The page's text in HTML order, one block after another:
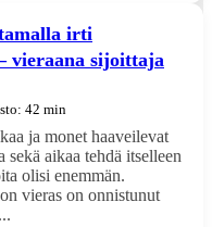
irti
vieraana sijoittaja
42 min
ja monet haaveilevat
sekä aikaa tehdä itselleen
olisi enemmän.
vieras on onnistunut